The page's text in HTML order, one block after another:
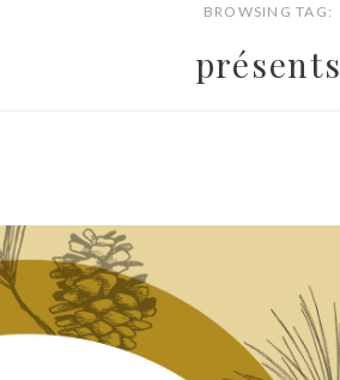
BROWSING TAG:
présents